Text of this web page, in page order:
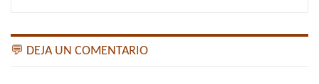
💬 DEJA UN COMENTARIO